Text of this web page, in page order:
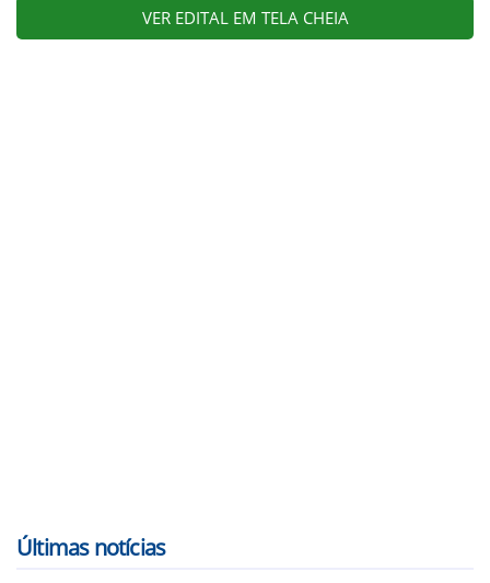
VER EDITAL EM TELA CHEIA
Últimas notícias